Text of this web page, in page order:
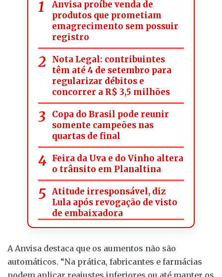
Anvisa proíbe venda de
produtos que prometiam
emagrecimento sem possuir
registro
Nota Legal: contribuintes
têm até 4 de setembro para
regularizar débitos e
concorrer a R$ 3,5 milhões
Copa do Brasil pode reunir
somente campeões nas
quartas de final
Feira da Uva e do Vinho altera
o trânsito em Planaltina
Atitude irresponsável, diz
Lula após revogação de visto
de embaixadora
A Anvisa destaca que os aumentos não são
automáticos. “Na prática, fabricantes e farmácias